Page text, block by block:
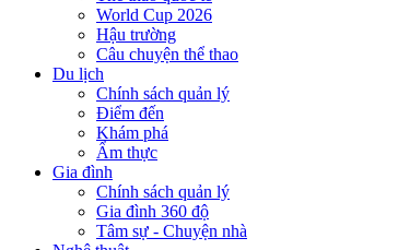
World Cup 2026
Hậu trường
Câu chuyện thể thao
Du lịch
Chính sách quản lý
Điểm đến
Khám phá
Ẩm thực
Gia đình
Chính sách quản lý
Gia đình 360 độ
Tâm sự - Chuyện nhà